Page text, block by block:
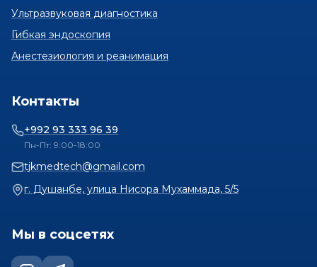
Ультразвуковая диагностика
Гибкая эндоскопия
Анестезиология и реанимация
Контакты
+992 93 333 96 39
Пн-Пт: 9:00-18:00
tjkmedtech@gmail.com
г. Душанбе, улица Нисора Мухаммада, 5/5
Мы в соцсетях